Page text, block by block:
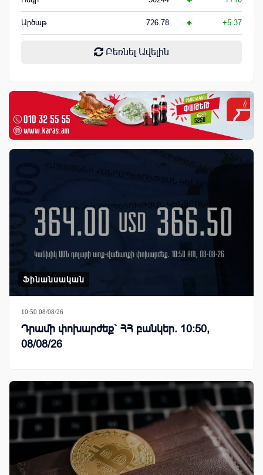
Արծաթ 726.78 +5.37
Բեռնել Ավելին
Ֆինանսական
10:50 08/08/26
Դրամի փոխարժեք` ՀՀ բանկեր. 10:50,
08/08/26